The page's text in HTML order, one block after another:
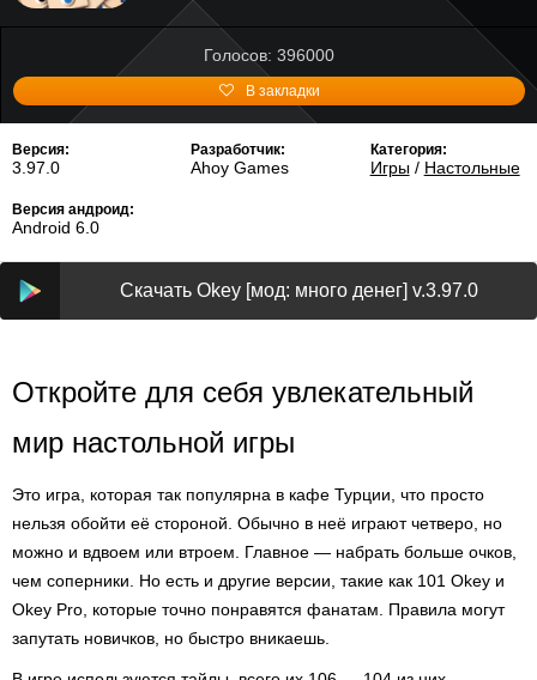
Голосов: 396000
В закладки
Версия:
3.97.0
Разработчик:
Ahoy Games
Категория:
Игры/ Настольные
Версия андроид:
Android 6.0
Скачать Okey [мод: много денег] v.3.97.0
Откройте для себя увлекательный
мир настольной игры
Это игра, которая так популярна в кафе Турции, что просто
нельзя обойти её стороной. Обычно в неё играют четверо, но
можно и вдвоем или втроем. Главное — набрать больше очков,
чем соперники. Но есть и другие версии, такие как 101 Okey и
Okey Pro, которые точно понравятся фанатам. Правила могут
запутать новичков, но быстро вникаешь.